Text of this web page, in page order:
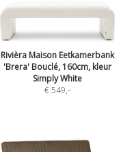
Rivièra Maison Eetkamerbank
'Brera' Bouclé, 160cm, kleur
Simply White
€ 549,-